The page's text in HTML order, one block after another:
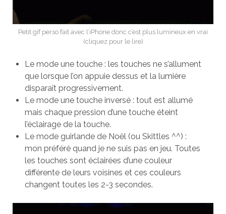
Petit gif perso fait avec l’iPhone donc c’est plus lumineux en vrai
(cliquez pour le lire)
Le mode une touche : les touches ne s’allument
que lorsque l’on appuie dessus et la lumière
disparaît progressivement.
Le mode une touche inversé : tout est allumé
mais chaque pression d’une touche éteint
l’éclairage de la touche.
Le mode guirlande de Noël (ou Skittles ^^) :
mon préféré quand je ne suis pas en jeu. Toutes
les touches sont éclairées d’une couleur
différente de leurs voisines et ces couleurs
changent toutes les 2-3 secondes.